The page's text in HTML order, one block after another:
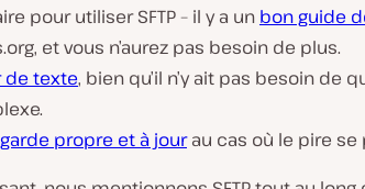
pour utiliser SFTP – il y a un bon guide
et vous n’aurez pas besoin de plus.
de texte, bien qu’il n’y ait pas besoin de
propre et à jourau cas où le pire se